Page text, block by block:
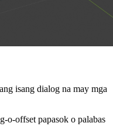
isang dialog na may mga
o-offset papasok o palabas